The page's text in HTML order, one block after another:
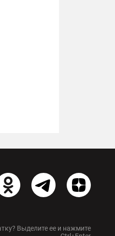
Выделите ее и нажмите